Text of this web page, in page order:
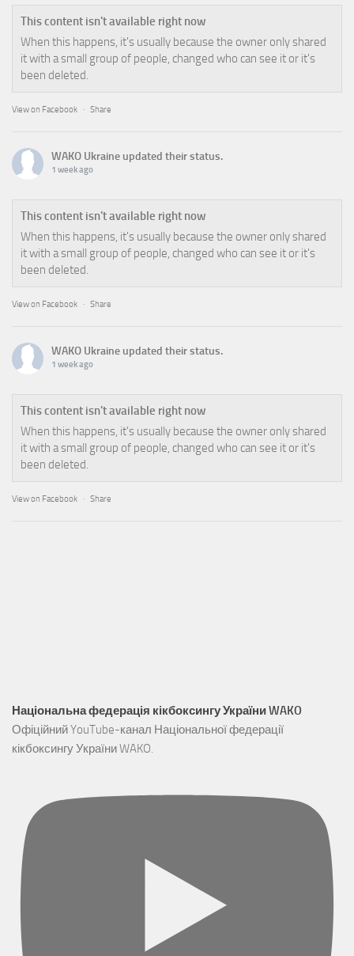
This content isn't available right now
When this happens, it's usually because the owner only shared
it with a small group of people, changed who can see it or it's
been deleted.
View on Facebook · Share
WAKO Ukraine updated their status.
1 week ago
This content isn't available right now
When this happens, it's usually because the owner only shared
it with a small group of people, changed who can see it or it's
been deleted.
View on Facebook · Share
WAKO Ukraine updated their status.
1 week ago
This content isn't available right now
When this happens, it's usually because the owner only shared
it with a small group of people, changed who can see it or it's
been deleted.
View on Facebook · Share
Національна федерація кікбоксингу України WAKO
Офіційний YouTube-канал Національної федерації
кікбоксингу України WAKO.